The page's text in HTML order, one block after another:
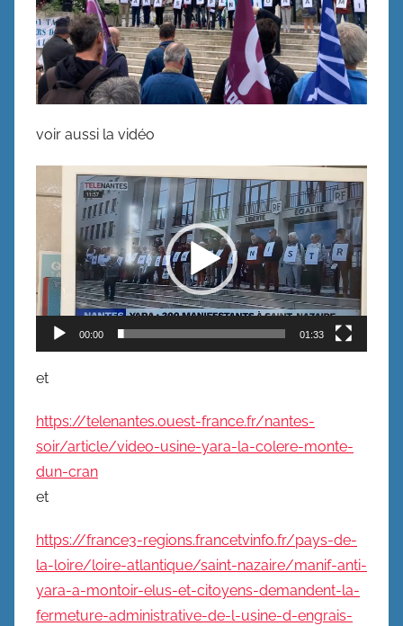
voir aussi la vidéo
Lecteur
vidéo
00:00 01:33
et
https://telenantes.ouest-france.fr/nantes-
soir/article/video-usine-yara-la-colere-monte-
dun-cran
et
https://france3-regions.francetvinfo.fr/pays-de-
la-loire/loire-atlantique/saint-nazaire/manif-anti-
yara-a-montoir-elus-et-citoyens-demandent-la-
fermeture-administrative-de-l-usine-d-engrais-